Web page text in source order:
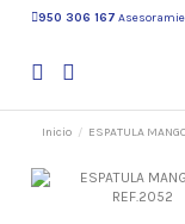
950 306 167
Inicio ESPATULA